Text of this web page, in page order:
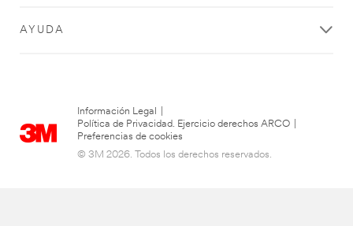
AYUDA
Información Legal
Política de Privacidad. Ejercicio derechos ARCO
Preferencias de cookies
© 3M 2026. Todos los derechos reservados.